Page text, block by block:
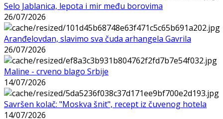
Selo Jablanica, lepota i mir među borovima
26/07/2026
Aranđelovdan, slavimo sva čuda arhangela Gavrila
26/07/2026
Maline - crveno blago Srbije
14/07/2026
Savršen kolač: "Moskva šnit", recept iz čuvenog hotela
14/07/2026